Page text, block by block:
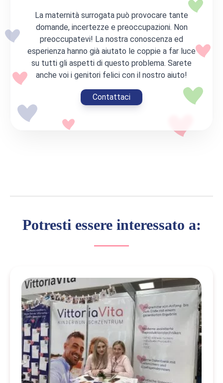
La maternità surrogata può provocare tante
domande, incertezze e preoccupazioni. Non
preoccupatevi! La nostra conoscenza ed
esperienza hanno già aiutato le coppie a far luce
su tutti gli aspetti di questo problema. Sarete
anche voi i genitori felici con il nostro aiuto!
Contattaci
Potresti essere interessato a: